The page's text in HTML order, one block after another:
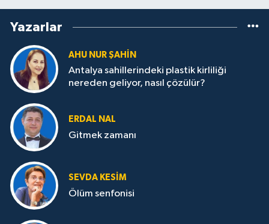
Yazarlar
AHU NUR ŞAHIN
Antalya sahillerindeki plastik kirliliği
nereden geliyor, nasıl çözülür?
ERDAL NAL
Gitmek zamanı
SEVDA KESİM
Ölüm senfonisi